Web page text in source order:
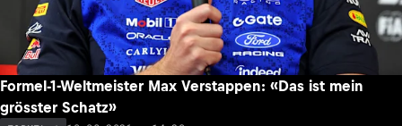
Formel-1-Weltmeister Max Verstappen: «Das ist mein
grösster Schatz»